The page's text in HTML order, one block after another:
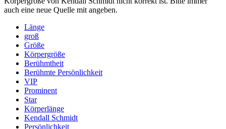
auch eine neue Quelle mit angeben.
Länge
groß
Größe
Körpergröße
Berühmtheit
Berühmte Persönlichkeit
VIP
Prominent
Star
Körperlänge
Kendall Schmidt
Persönlichkeit